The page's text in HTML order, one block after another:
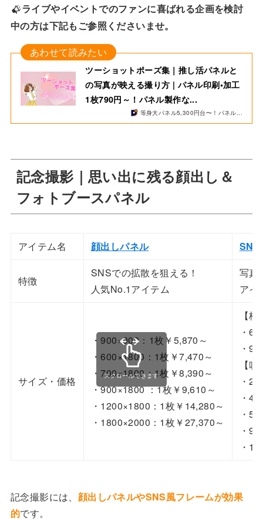
ライブやイベントでのファンに喜ばれる企画を検討
中の方は下記もご参照くださいませ。
ツーショットポーズ集｜推し活パネルと
の写真が映える撮り方 | パネル印刷•加工
1枚790円～！パネル製作な...
等身大パネル5,300円台〜！パネル...
記念撮影｜思い出に残る顔出し＆
フォトブースパネル
アイテム名 顔出しパネル SNS
特徴
SNSでの拡散を狙える！
人気No.1アイテム
写真
アイ
サイズ・価格
・900×900：1枚￥5,870～
・600×1800：1枚￥7,470～
・700×1800：1枚￥8,390～
・900×1800 ：1枚￥9,610～
・1200×1800：1枚￥14,280～
・1800×2000：1枚￥27,370～
【
・
・
【
・
・
・
・
・
記念撮影には、 顔出しパネルやSNS風フレームが効果
的です。